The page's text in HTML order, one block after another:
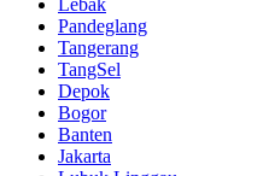
Lebak
Pandeglang
Tangerang
TangSel
Depok
Bogor
Banten
Jakarta